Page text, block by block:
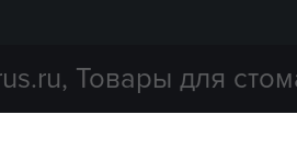
Товары для